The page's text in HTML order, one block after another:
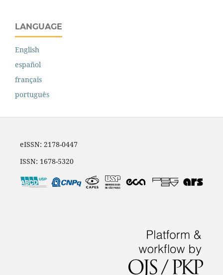
LANGUAGE
English
español
français
português
eISSN: 2178-0447
ISSN: 1678-5320